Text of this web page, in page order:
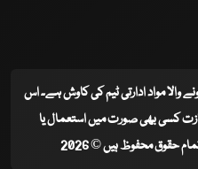
والا مواد ادارتی ٹیم کی کاوش ہے۔ اس
کسی بھی صورت میں استعمال یا
حقوق محفوظ ہیں © 2026